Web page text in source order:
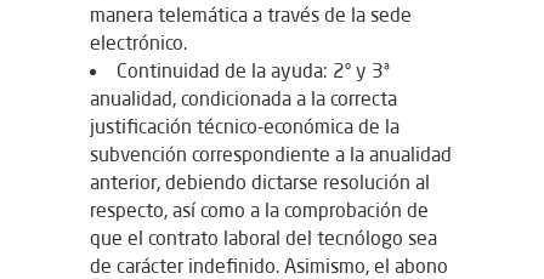
manera telemática a través de la sede
electrónico.
Continuidad de la ayuda: 2º y 3ª
anualidad, condicionada a la correcta
justificación técnico-económica de la
subvención correspondiente a la anualidad
anterior, debiendo dictarse resolución al
respecto, así como a la comprobación de
que el contrato laboral del tecnólogo sea
de carácter indefinido. Asimismo, el abono